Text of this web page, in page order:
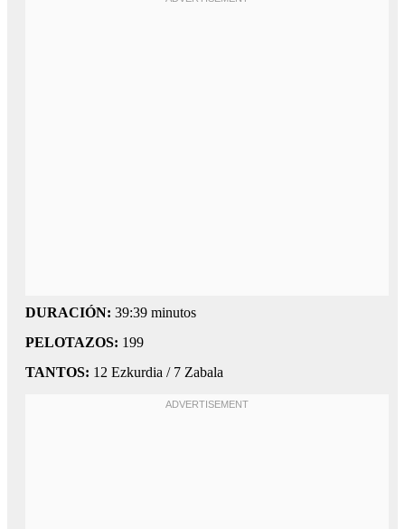
DURACIÓN: 39:39 minutos
PELOTAZOS: 199
TANTOS: 12 Ezkurdia / 7 Zabala